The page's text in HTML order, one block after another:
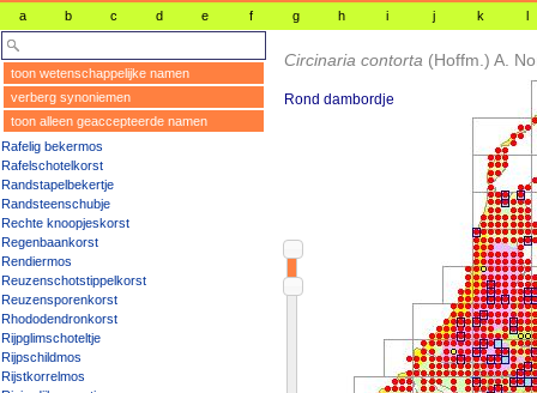
a b c d e f g h i j k l
toon wetenschappelijke namen
verberg synoniemen
toon alleen geaccepteerde namen
Rafelig bekermos
Rafelschotelkorst
Randstapelbekertje
Randsteenschubje
Rechte knoopjeskorst
Regenbaankorst
Rendiermos
Reuzenschotstippelkorst
Reuzensporenkorst
Rhododendronkorst
Rijpglimschoteltje
Rijpschildmos
Rijstkorrelmos
Circinaria contorta (Hoffm.) A.
Rond dambordje